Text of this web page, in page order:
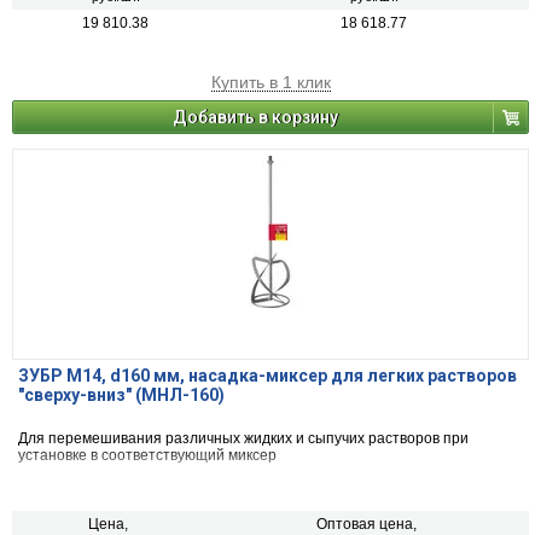
19 810.38 18 618.77
Купить в 1 клик
Добавить в корзину
ЗУБР М14, d160 мм, насадка-миксер для легких растворов
″сверху-вниз″ (МНЛ-160)
Для перемешивания различных жидких и сыпучих растворов при
установке в соответствующий миксер
Цена, Оптовая цена,